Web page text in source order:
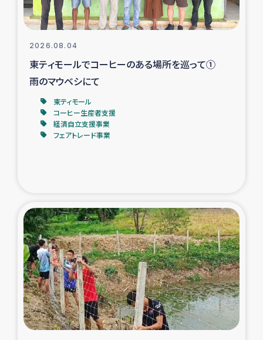
民際教育事業
ガザ人道支援
令和6年能登半島地震 緊急支援
国内避難民への物資配付および教育支援
漁民によるマングローブ植林活動
レバノンでのシリア難民への食糧・越冬支援
レバノンにおける緊急支援
レバノンでのシリア難民への教育支援事業
2026.08.04
東ティモールでコーヒーのある場所を巡って①
雨のマウベシにて
東ティモール
コーヒー生産者支援
経済自立支援事業
フェアトレード事業